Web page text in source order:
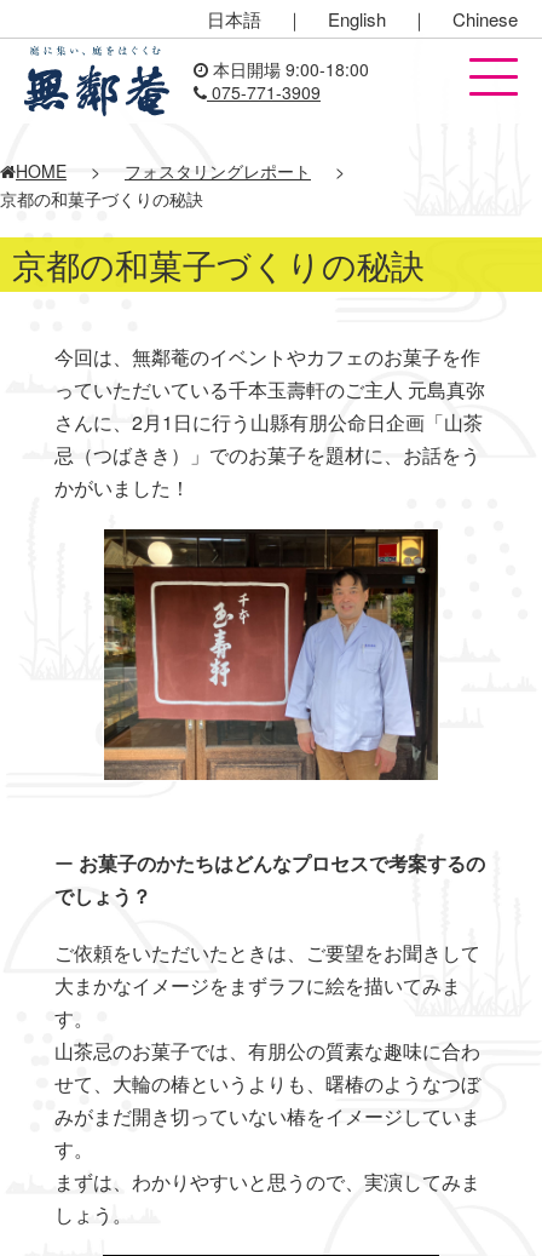
日本語 ｜ English ｜ Chinese
本日開場 9:00-18:00
075-771-3909
HOME > フォスタリングレポート
>
京都の和菓子づくりの秘訣
京都の和菓子づくりの秘訣
今回は、無鄰菴のイベントやカフェのお菓子を作
っていただいている千本玉壽軒のご主人 元島真弥
さんに、2月1日に行う山縣有朋公命日企画「山茶
忌（つばきき）」でのお菓子を題材に、お話をう
かがいました！
ー お菓子のかたちはどんなプロセスで考案するの
でしょう？
ご依頼をいただいたときは、ご要望をお聞きして
大まかなイメージをまずラフに絵を描いてみま
す。
山茶忌のお菓子では、有朋公の質素な趣味に合わ
せて、大輪の椿というよりも、曙椿のようなつぼ
みがまだ開き切っていない椿をイメージしていま
す。
まずは、わかりやすいと思うので、実演してみま
しょう。